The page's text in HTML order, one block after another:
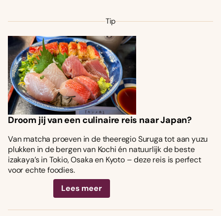
Tip
Droom jij van een culinaire reis naar Japan?
Van matcha proeven in de theeregio Suruga tot aan yuzu
plukken in de bergen van Kochi én natuurlijk de beste
izakaya’s in Tokio, Osaka en Kyoto – deze reis is perfect
voor echte foodies.
Lees meer